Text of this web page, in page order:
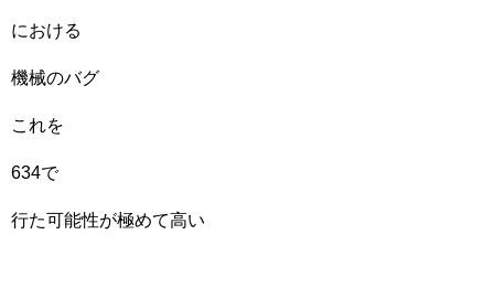
における
機械のバグ
これを
634で
行た可能性が極めて高い